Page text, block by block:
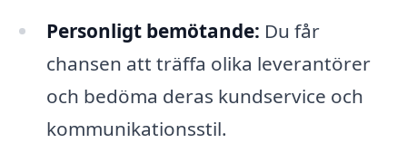
Personligt bemötande: Du får
chansen att träffa olika leverantörer
och bedöma deras kundservice och
kommunikationsstil.